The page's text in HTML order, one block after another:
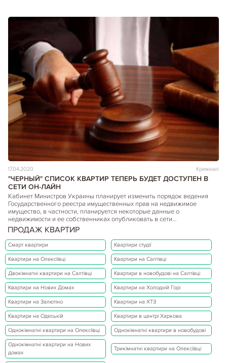
17.04.2020 Кримінал
"ЧЕРНЫЙ" СПИСОК КВАРТИР ТЕПЕРЬ БУДЕТ ДОСТУПЕН В
СЕТИ ОН-ЛАЙН
Кабинет Министров Украины планирует изменить порядок ведения
Государственного реестра имущественных прав на недвижимое
имущество, в частности, планируется некоторые данные о
недвижимости и ее собственниках опубликовать в сети…
ПРОДАЖ КВАРТИР
Смарт квартири Квартири студії
Квартири на Олексіївці Квартири на Салтівці
Двокімнатні квартири на Салтівці Квартири в новобудові на Салтівці
Квартири на Нових Домах Квартири на Холодній Горі
Квартири на Залютіно Квартири на ХТЗ
Квартири на Одеській Квартири в центрі Харкова
Однокімнатні квартири на Олексіївці Однокімнатні квартири в новобудові
Однокімнатні квартири на Нових
домах
Трикімнатні квартири на Олексіївці